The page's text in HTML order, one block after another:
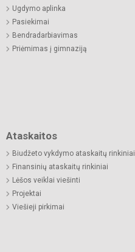
Ugdymo aplinka
Pasiekimai
Bendradarbiavimas
Priėmimas į gimnaziją
Ataskaitos
Biudžeto vykdymo ataskaitų rinkiniai
Finansinių ataskaitų rinkiniai
Lėšos veiklai viešinti
Projektai
Viešieji pirkimai